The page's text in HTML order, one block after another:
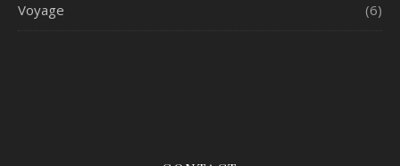
Voyage (6)